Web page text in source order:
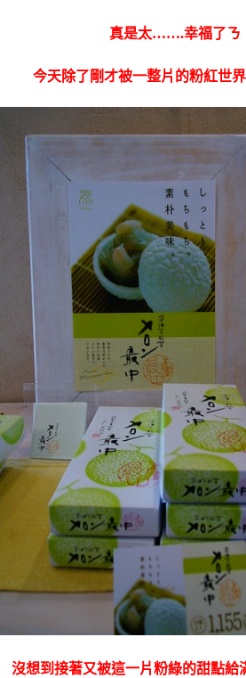
真是太…….幸福了ㄋ
今天除了剛才被一整片的粉紅世
沒想到接著又被這一片粉綠的甜點給